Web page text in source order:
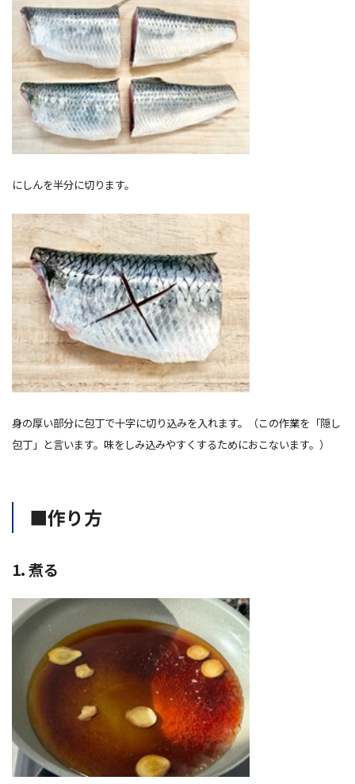
にしんを半分に切ります。
身の厚い部分に包丁で十字に切り込みを入れます。（この作業を「隠し
包丁」と言います。味をしみ込みやすくするためにおこないます。）
■作り方
1. 煮る